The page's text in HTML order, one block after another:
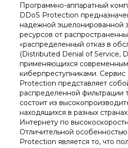
Программно-аппаратный
DDoS Protection​
надежной эшелонированной
ресурсов от
«распределенный отказ в
(Distributed Denial of Service,
применяющихся
киберпреступниками. Сервис
Protection представляет
распределенной фильтрации
состоит из
находящихся в разных
Интернету по
Отличительной
Protection является то, что